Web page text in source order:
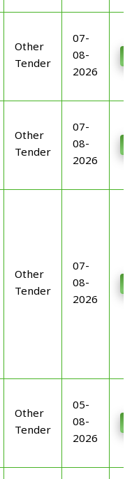
Other
Tender
07-
08-
2026
Other
Tender
07-
08-
2026
Other
Tender
07-
08-
2026
Other
Tender
05-
08-
2026